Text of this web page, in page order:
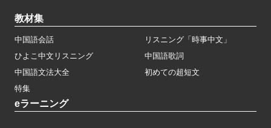
教材集
中国語会話
リスニング「時事中文」
ひよこ中文リスニング
中国語歌詞
中国語文法大全
初めての超短文
特集
eラーニング